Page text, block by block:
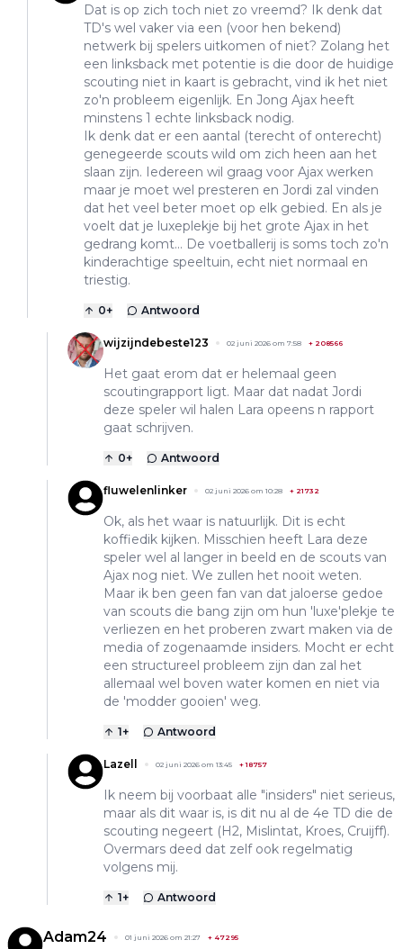
Dat is op zich toch niet zo vreemd? Ik denk dat
TD's wel vaker via een (voor hen bekend)
netwerk bij spelers uitkomen of niet? Zolang het
een linksback met potentie is die door de huidige
scouting niet in kaart is gebracht, vind ik het niet
zo'n probleem eigenlijk. En Jong Ajax heeft
minstens 1 echte linksback nodig.
Ik denk dat er een aantal (terecht of onterecht)
genegeerde scouts wild om zich heen aan het
slaan zijn. Iedereen wil graag voor Ajax werken
maar je moet wel presteren en Jordi zal vinden
dat het veel beter moet op elk gebied. En als je
voelt dat je luxeplekje bij het grote Ajax in het
gedrang komt... De voetballerij is soms toch zo'n
kinderachtige speeltuin, echt niet normaal en
triestig.
0+ Antwoord
wijzijndebeste123 02 juni 2026 om 7:58 + 208566
Het gaat erom dat er helemaal geen
scoutingrapport ligt. Maar dat nadat Jordi
deze speler wil halen Lara opeens n rapport
gaat schrijven.
0+ Antwoord
fluwelenlinker 02 juni 2026 om 10:28 + 21732
Ok, als het waar is natuurlijk. Dit is echt
koffiedik kijken. Misschien heeft Lara deze
speler wel al langer in beeld en de scouts van
Ajax nog niet. We zullen het nooit weten.
Maar ik ben geen fan van dat jaloerse gedoe
van scouts die bang zijn om hun 'luxe'plekje te
verliezen en het proberen zwart maken via de
media of zogenaamde insiders. Mocht er echt
een structureel probleem zijn dan zal het
allemaal wel boven water komen en niet via
de 'modder gooien' weg.
1+ Antwoord
Lazell 02 juni 2026 om 13:45 +18757
Ik neem bij voorbaat alle "insiders" niet serieus,
maar als dit waar is, is dit nu al de 4e TD die de
scouting negeert (H2, Mislintat, Kroes, Cruijff).
Overmars deed dat zelf ook regelmatig
volgens mij.
1+ Antwoord
Adam24 01 juni 2026 om 21:27 + 47295